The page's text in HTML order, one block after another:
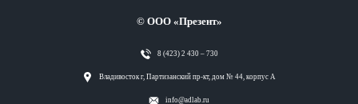
© ООО «Презент»
8 (423) 2 430 – 730
Владивосток г, Партизанский пр-кт, дом № 44, корпус А
info@adlab.ru